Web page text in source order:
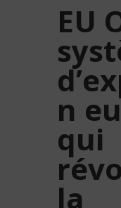
EU
n
qui
la